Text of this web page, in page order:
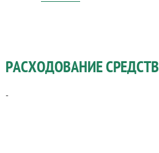
РАСХОДОВАНИЕ СРЕДСТВ
-